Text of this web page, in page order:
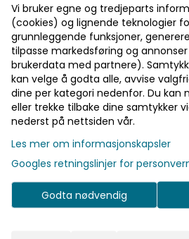
Vi bruker egne og tredjeparts
(cookies) og lignende teknologier
grunnleggende funksjoner,
tilpasse markedsføring og
brukerdata med partnere).
kan velge å godta alle, avvise
dine per kategori nedenfor. Du kan
eller trekke tilbake dine samtykker
nederst på nettsiden vår.
Les mer om informasjonskapsler
Googles retningslinjer for
Godta nødvendig